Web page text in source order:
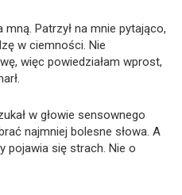
Patrzył na mnie pytająco,
w ciemności. Nie
więc powiedziałam wprost,
w głowie sensownego
najmniej bolesne słowa. A
pojawia się strach. Nie o